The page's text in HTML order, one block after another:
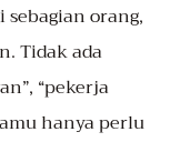
orang,
Tidak ada
“pekerja
hanya perlu